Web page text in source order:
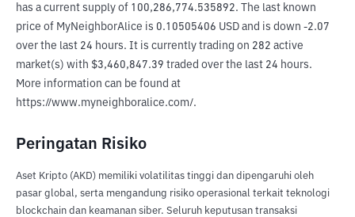
has a current supply of 100,286,774.535892. The last known
price of MyNeighborAlice is 0.10505406 USD and is down -2.07
over the last 24 hours. It is currently trading on 282 active
market(s) with $3,460,847.39 traded over the last 24 hours.
More information can be found at
https://www.myneighboralice.com/.
Peringatan Risiko
Aset Kripto (AKD) memiliki volatilitas tinggi dan dipengaruhi oleh
pasar global, serta mengandung risiko operasional terkait teknologi
blockchain dan keamanan siber. Seluruh keputusan transaksi